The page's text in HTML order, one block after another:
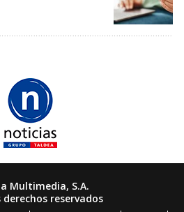
Multimedia, S.A.
derechos reservados